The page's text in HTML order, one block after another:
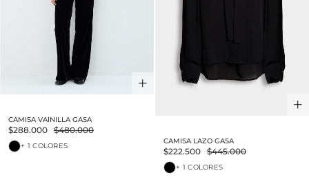
CAMISA VAINILLA GASA
$288.000 $480.000
+ 1 COLORES
CAMISA LAZO GASA
$222.500 $445.000
+ 1 COLORES